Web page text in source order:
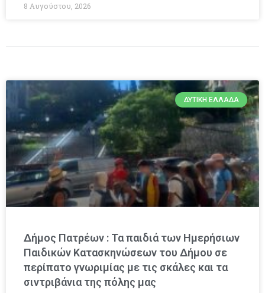
8 Αυγούστου, 2026
ΔΥΤΙΚΉ ΕΛΛΆΔΑ
Δήμος Πατρέων : Τα παιδιά των Ημερήσιων
Παιδικών Κατασκηνώσεων του Δήμου σε
περίπατο γνωριμίας με τις σκάλες και τα
σιντριβάνια της πόλης μας